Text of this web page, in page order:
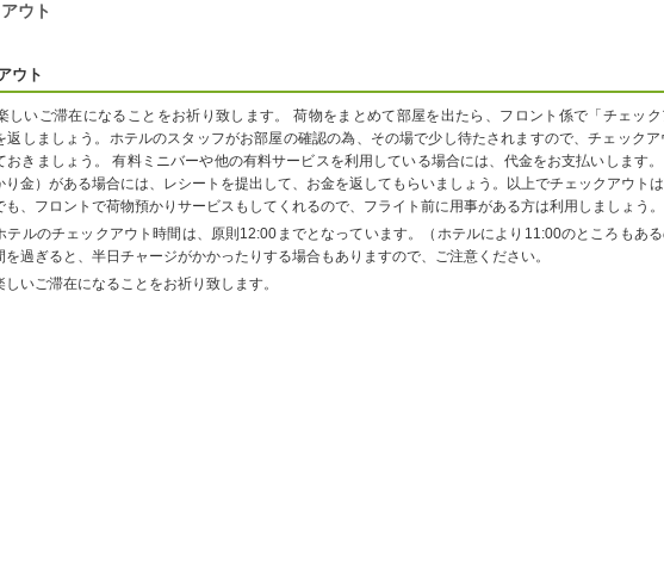
ウト
ウト
しいご滞在になることをお祈り致します。 荷物をまとめて部屋を出たら、フロント係で「チェッ
返しましょう。ホテルのスタッフがお部屋の確認の為、その場で少し待たされますので、チェック
おきましょう。 有料ミニバーや他の有料サービスを利用している場合には、代金をお支払いします
り金）がある場合には、レシートを提出して、お金を返してもらいましょう。以上でチェックアウト
も、フロントで荷物預かりサービスもしてくれるので、フライト前に用事がある方は利用しましょう。
テルのチェックアウト時間は、原則12:00までとなっています。（ホテルにより11:00のところもあ
過ぎると、半日チャージがかかったりする場合もありますので、ご注意ください。
いご滞在になることをお祈り致します。